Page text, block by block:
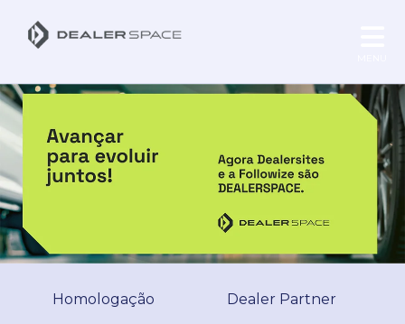
Homologação Dealer Partner